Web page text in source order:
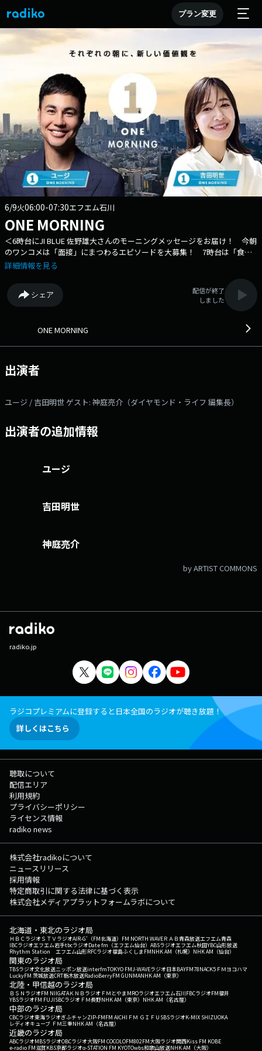
プラン変更
6/9火06:00-07:30エフエム石川
ONE MORNING
＜6時台にJI BLUE 佐野雄大さんのモーニングメッセージをお届け！ 今朝
のワンコメは「面接」にまつわるエピソードを大募集！ 7時台は「食料
品の消費税、来年4月からの1％案」について。 今朝も「BEST HITS
ク！＞ JI BLUEとワンモのスペシャルコラボ企画、 「サッカー日
本応援キャンペーン 〜最高の景色へ〜」開催中！ W杯が開幕する6/12ま
で毎日、6時30分頃にJI BLUEのメンバー12人が日替わりで登場！ 今朝
に！ 日替わりのリスナーアンケート＜ワンコメ・ワンジャッジ＞ 今
コメを募集中です！ タレントの"ユージ"とフリーアナウンサーの"吉
田明世"がお届けする「ONE MORNING」。 今日も一緒に素敵な1日をス
から募集中！！ 採用された方には番組オリジナルステッカーをプレゼン
トしています。 ＊時間多少前後する場合があります。 また、内容も
ジ 】 今朝のワンコメは「面接」にまつわるエピソードを募集しま
組メッセージフォームからお願いします！ Xでは「ワンジャッジ」も実
施中！ 7時台、8時台でも随所で紹介していきます。 ▽06:49〜 【 快
で開催される競技会などを通して、かつての名選手から将来有望なオリン
気になるニュースについて、 ダイヤモンド・ライフ編集長の【 神庭亮介
】さんが解説します。 ▽07:10〜 【 リポビタンD TREND NET 】 ネッ
トニュースの内側にいるプロフェッショナルが話題のニュースを解説。
本日はダイヤモンド・ライフ編集長の【 神庭亮介 】さん。 今朝は「来
月ほどのニュースの中から、 気になるものを“もう1つ”ピックアッ
背景には何があるのか、専門家に伺います。 本日のゲスト： 神庭亮介
（ダイヤモンド・ライフ 編集長） 番組Webサイト：
https://www.tfm.co.jp/one/ メッセージフォーム：
https://www.tfm.co.jp/one/form/ Xハッシュタグは「#ワンモ」 Xア
カウントは「@ONEMORNING_1」
詳細情報を見る
シェア
配信が終了
しました
ONE MORNING
出演者
ユージ / 吉田明世 ゲスト: 神庭亮介（ダイヤモンド・ライフ 編集長）
出演者の追加情報
ユージ
吉田明世
神庭亮介
by ARTIST COMMONS
radiko.jp
ラジコプレミアムに登録すると日本全国のラジオが聴き放題！
詳しくはこちら
聴取について
配信エリア
利用規約
プライバシーポリシー
ライセンス情報
radiko news
株式会社radikoについて
ニュースリリース
採用情報
特定商取引に関する法律に基づく表示
株式会社メディアプラットフォームラボについて
北海道・東北のラジオ局
ＨＢＣラジオＳＴＶラジオAIR-G'（FM北海道） FM NORTH WAVEＲＡＢ青森放送エフエム青森
IBCラジオエフエム岩手tbcラジオDate fm（エフエム仙台） ABSラジオエフエム秋田YBC山形放送
Rhythm Station エフエム山形RFCラジオ福島ふくしまFMNHK AM（札幌） NHK AM（仙台）
関東のラジオ局
TBSラジオ文化放送ニッポン放送interfmTOKYO FMJ-WAVEラジオ日本BAYFM78NACK5 ＦＭヨコハマ
LuckyFM 茨城放送CRT栃木放送RadioBerryFM GUNMANHK AM（東京）
北陸・甲信越のラジオ局
ＢＳＮラジオFM NIIGATAＫＮＢラジオ ＦＭとやまMROラジオエフエム石川FBCラジオFM福井
YBSラジオFM FUJISBCラジオ ＦＭ長野NHK AM（東京） NHK AM（名古屋）
中部のラジオ局
CBCラジオ東海ラジオぎふチャンZIP-FMFM AICHI ＦＭ ＧＩＦＵ SBSラジオK-MIX SHIZUOKA
レディオキューブ ＦＭ三重NHK AM（名古屋）
近畿のラジオ局
ABCラジオMBSラジオOBCラジオ大阪FM COCOLOFM802FM大阪ラジオ関西Kiss FM KOBE
e-radio FM滋賀KBS京都ラジオα-STATION FM KYOTOwbs和歌山放送NHK AM（大阪）